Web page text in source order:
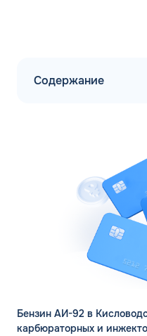
Содержание
Бензин АИ-92 в
карбюраторных и